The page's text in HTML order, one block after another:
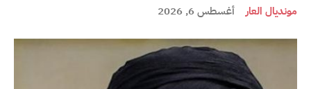
مونديال العار أغسطس 6, 2026